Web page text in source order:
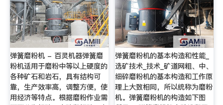
弹簧磨粉机 - 百灵机器弹簧磨
粉机适用于磨粉中等以上硬度的
各种矿石和岩石，具有结构可
靠，生产效率高，调整方便，使
用经济等特点。根据磨粉作业需
弹簧磨粉机的基本构造和性能_
选矿技术_技术_矿道网粗、中、
细碎磨粉机的基本构造和工作原
理上大致相同，所以统称为磨粉
机。弹簧磨粉机的构造如下图